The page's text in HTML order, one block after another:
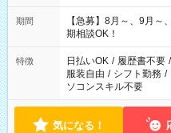
11：00～19：00 ＊12
期間
【急募】8月～、9月
期相談OK！
特徴 日払いOK / 履歴書不要 /
服装自由 / シフト勤務 /
ソコンスキル不要
気になる！